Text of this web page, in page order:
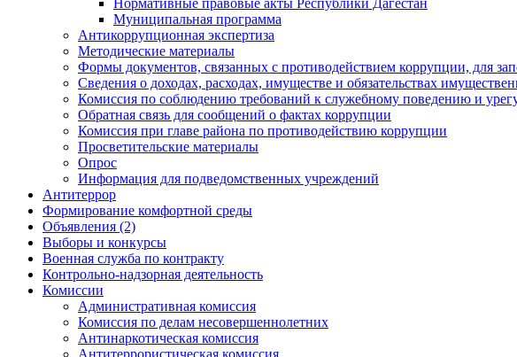
Нормативные правовые акты Республики Дагестан
Муниципальная программа
Антикоррупционная экспертиза
Методические материалы
Формы документов, связанных с противодействием коррупции, для
Сведения о доходах, расходах, имуществе и обязательствах
Комиссия по соблюдению требований к служебному поведению и
Обратная связь для сообщений о фактах коррупции
Комиссия при главе района по противодействию коррупции
Просветительские материалы
Опрос
Информация для подведомственных учреждений
Антитеррор
Формирование комфортной среды
Объявления (2)
Выборы и конкурсы
Военная служба по контракту
Контрольно-надзорная деятельность
Комиссии
Административная комиссия
Комиссия по делам несовершеннолетних
Антинаркотическая комиссия
Антитеррористическая комиссия